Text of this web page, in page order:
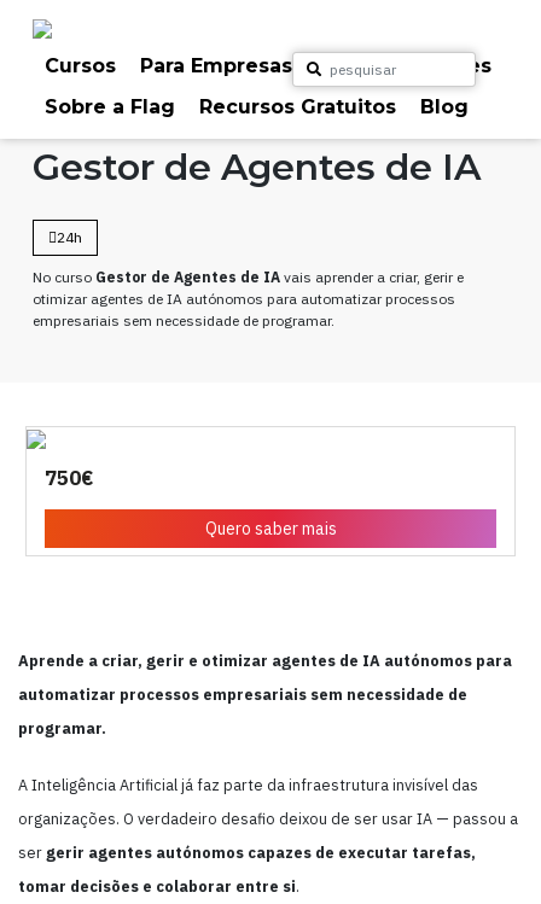
Cursos Para Empresas
Para Particulares
Sobre a Flag
Recursos Gratuitos Blog
Home Cursos Inteligência Artificial
Gestor de Agentes de IA
24h
No curso Gestor de Agentes de IA vais aprender a criar, gerir e
otimizar agentes de IA autónomos para automatizar processos
empresariais sem necessidade de programar.
Aprende a criar, gerir e otimizar agentes de IA autónomos para
automatizar processos empresariais sem necessidade de
programar.
A Inteligência Artificial já faz parte da infraestrutura invisível das
organizações. O verdadeiro desafio deixou de ser usar IA — passou a
ser gerir agentes autónomos capazes de executar tarefas,
tomar decisões e colaborar entre si.
750€
Quero saber mais